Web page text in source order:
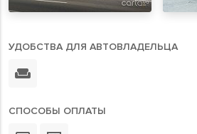
УДОБСТВА ДЛЯ АВТОВЛАДЕЛЬЦА
СПОСОБЫ ОПЛАТЫ